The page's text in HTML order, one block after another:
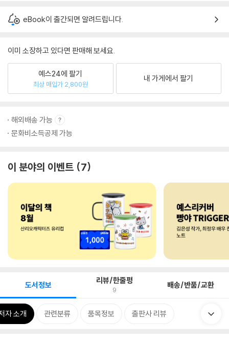
eBook이 출간되면 알려드립니다.
이미 소장하고 있다면 판매해 보세요.
예스24에 팔기
최상 매입가 2,800원
내 가게에서 팔기
해외배송 가능
문화비소득공제 가능
이 분야의 이벤트 7
도서정보 리뷰/한줄평
9 배송/반품/교환
자 소개 관련분류 품목정보 출판사 리뷰